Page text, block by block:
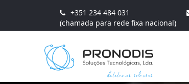
+351 234 484 031
(chamada para rede fixa nacional)